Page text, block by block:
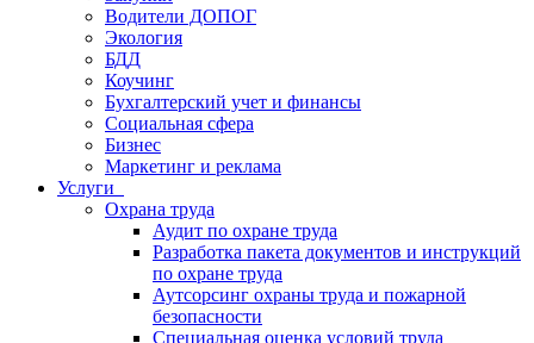
Водители ДОПОГ
Экология
БДД
Коучинг
Бухгалтерский учет и финансы
Социальная сфера
Бизнес
Маркетинг и реклама
Услуги
Охрана труда
Аудит по охране труда
Разработка пакета документов и инструкций
по охране труда
Аутсорсинг охраны труда и пожарной
безопасности
Специальная оценка условий труда